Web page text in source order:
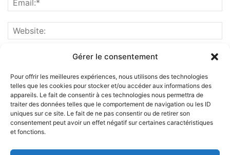
Gérer le consentement
Pour offrir les meilleures expériences, nous utilisons des technologies
telles que les cookies pour stocker et/ou accéder aux informations des
appareils. Le fait de consentir à ces technologies nous permettra de
traiter des données telles que le comportement de navigation ou les ID
uniques sur ce site. Le fait de ne pas consentir ou de retirer son
consentement peut avoir un effet négatif sur certaines caractéristiques
et fonctions.
ABOUT US